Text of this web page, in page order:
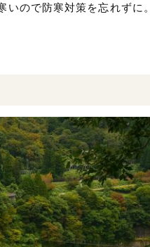
ので防寒対策を忘れずに。